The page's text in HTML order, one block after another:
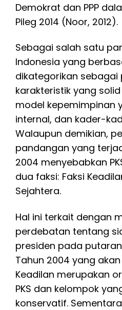
Demokrat dan PPP
Pileg 2014 (Noor, 2012).
Sebagai salah satu
Indonesia yang
dikategorikan sebagai
karakteristik yang
model kepemimpinan
internal, dan kader-
Walaupun demikian,
pandangan yang
2004 menyebabkan
dua faksi: Faksi
Sejahtera.
Hal ini terkait dengan
perdebatan tentang
presiden pada
Tahun 2004 yang akan
Keadilan merupakan
PKS dan kelompok
konservatif.